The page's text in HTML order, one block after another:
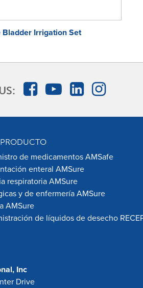
Bladder Irrigation Set
de medicamentos AMSafe
enteral AMSure
respiratoria AMSure
y de enfermería AMSure
AMSure
de líquidos de desecho
Inc
Drive